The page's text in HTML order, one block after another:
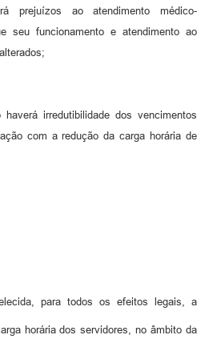
prejuízos ao atendimento médico-
seu funcionamento e atendimento ao
haverá irredutibilidade dos vencimentos
com a redução da carga horária de
para todos os efeitos legais, a
horária dos servidores, no âmbito da